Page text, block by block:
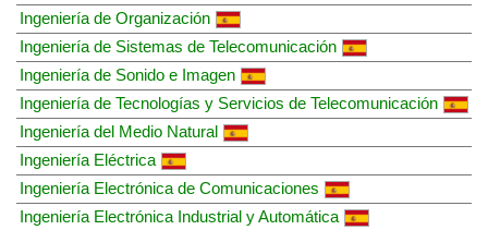
Ingeniería de Organización
Ingeniería de Sistemas de Telecomunicación
Ingeniería de Sonido e Imagen
Ingeniería de Tecnologías y Servicios de Telecomunicación
Ingeniería del Medio Natural
Ingeniería Eléctrica
Ingeniería Electrónica de Comunicaciones
Ingeniería Electrónica Industrial y Automática